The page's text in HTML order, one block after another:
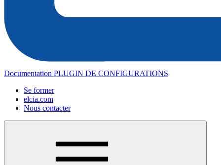
Documentation PLUGIN DE CONFIGURATIONS
Se former
elcia.com
Nous contacter